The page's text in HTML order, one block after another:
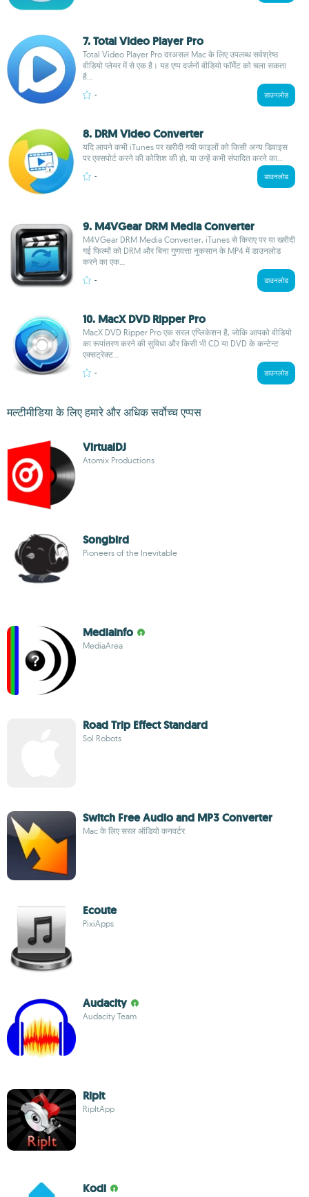
7. Total Video Player Pro
Total Video Player Pro दरअसल Mac के लिए उपलब्ध सर्वश्रेष्ठ
वीडियो प्लेयर में से एक है। यह एप्प दर्जनों वीडियो फॉर्मेट को चला सकता
है...
- डाउनलोड
8. DRM Video Converter
यदि आपने कभी iTunes पर खरीदी गयी फाइलों को किसी अन्य डिवाइस
पर एक्सपोर्ट करने की कोशिश की हो, या उन्हें कभी संपादित करने का...
- डाउनलोड
9. M4VGear DRM Media Converter
M4VGear DRM Media Converter, iTunes से किराए पर या खरीदी
गई फिल्मों को DRM और बिना गुणवत्ता नुकसान के MP4 में डाउनलोड
करने का एक...
- डाउनलोड
10. MacX DVD Ripper Pro
MacX DVD Ripper Pro एक सरल एप्लिकेशन है, जोकि आपको वीडियो
का रूपांतरण करने की सुविधा और किसी भी CD या DVD के कन्टेन्ट
एक्सट्रेक्ट...
- डाउनलोड
मल्टीमीडिया के लिए हमारे और अधिक सर्वोच्च एप्पस
VirtualDJ
Atomix Productions
Songbird
Pioneers of the Inevitable
MediaInfo
MediaArea
Road Trip Effect Standard
Sol Robots
Switch Free Audio and MP3 Converter
Mac के लिए सरल ऑडियो कनवर्टर
Ecoute
PixiApps
Audacity
Audacity Team
RipIt
RipItApp
Kodi